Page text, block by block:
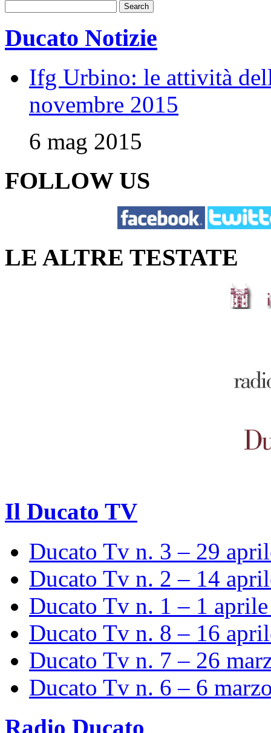
Ducato Notizie
Ifg Urbino: le attività
novembre 2015
6 mag 2015
FOLLOW US
LE ALTRE TESTATE
Il Ducato TV
Ducato Tv n. 3 – 29
Ducato Tv n. 2 – 14
Ducato Tv n. 1 – 1
Ducato Tv n. 8 – 16
Ducato Tv n. 7 – 26
Ducato Tv n. 6 – 6
Radio Ducato